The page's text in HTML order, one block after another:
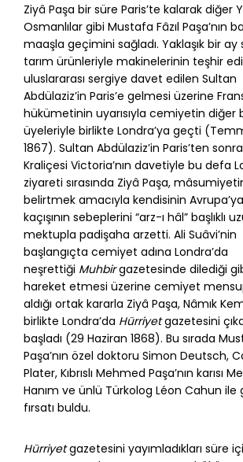
Ziyâ Paşa bir süre Paris’te kalarak diğer
Osmanlılar gibi Mustafa Fâzıl Paşa’nın
maaşla geçimini sağladı. Yaklaşık bir ay
tarım ürünleriyle makinelerinin teşhir
uluslararası sergiye davet edilen Sultan
Abdülaziz’in Paris’e gelmesi üzerine
hükümetinin uyarısıyla cemiyetin diğer
üyeleriyle birlikte Londra’ya geçti
1867). Sultan Abdülaziz’in Paris’ten
Kraliçesi Victoria’nın davetiyle bu defa
ziyareti sırasında Ziyâ Paşa,
belirtmek amacıyla kendisinin Avrupa’ya
kaçışının sebeplerini “arz-ı hâl” başlıklı
mektupla padişaha arzetti. Ali Suâvi’nin
başlangıçta cemiyet adına Londra’da
neşrettiği Muhbirgazetesinde dilediği
hareket etmesi üzerine cemiyet
aldığı ortak kararla Ziyâ Paşa, Nâmık
birlikte Londra’da Hürriyetgazetesini
başladı (29 Haziran 1868). Bu sırada
Paşa’nın özel doktoru Simon Deutsch,
Plater, Kıbrıslı Mehmed Paşa’nın karısı
Hanım ve ünlü Türkolog Léon Cahun ile
fırsatı buldu.
Hürriyetgazetesini yayımladıkları süre